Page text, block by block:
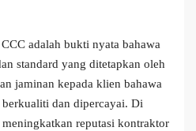
adalah bukti nyata bahawa
standard yang ditetapkan oleh
jaminan kepada klien bahawa
dan dipercayai. Di
reputasi kontraktor